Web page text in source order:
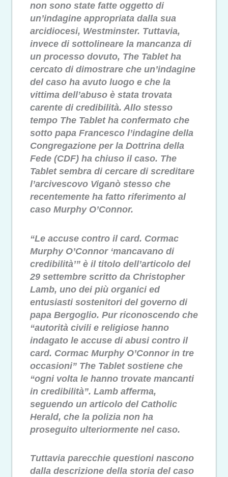
non sono state fatte oggetto di
un’indagine appropriata dalla sua
arcidiocesi, Westminster. Tuttavia,
invece di sottolineare la mancanza di
un processo dovuto, The Tablet ha
cercato di dimostrare che un’indagine
del caso ha avuto luogo e che la
vittima dell’abuso è stata trovata
carente di credibilità. Allo stesso
tempo The Tablet ha confermato che
sotto papa Francesco l’indagine della
Congregazione per la Dottrina della
Fede (CDF) ha chiuso il caso. The
Tablet sembra di cercare di screditare
l’arcivescovo Viganò stesso che
recentemente ha fatto riferimento al
caso Murphy O’Connor.
“Le accuse contro il card. Cormac
Murphy O’Connor ‘mancavano di
credibilità’” è il titolo dell’articolo del
29 settembre scritto da Christopher
Lamb, uno dei più organici ed
entusiasti sostenitori del governo di
papa Bergoglio. Pur riconoscendo che
“autorità civili e religiose hanno
indagato le accuse di abusi contro il
card. Cormac Murphy O’Connor in tre
occasioni” The Tablet sostiene che
“ogni volta le hanno trovate mancanti
in credibilità”. Lamb afferma,
seguendo un articolo del Catholic
Herald, che la polizia non ha
proseguito ulteriormente nel caso.
Tuttavia parecchie questioni nascono
dalla descrizione della storia del caso